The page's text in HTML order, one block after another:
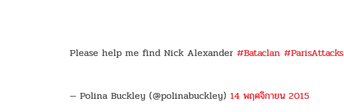
Please help me find Nick Alexander #Bataclan #ParisAttacks
— Polina Buckley (@polinabuckley) 14 พฤศจิกายน 2015